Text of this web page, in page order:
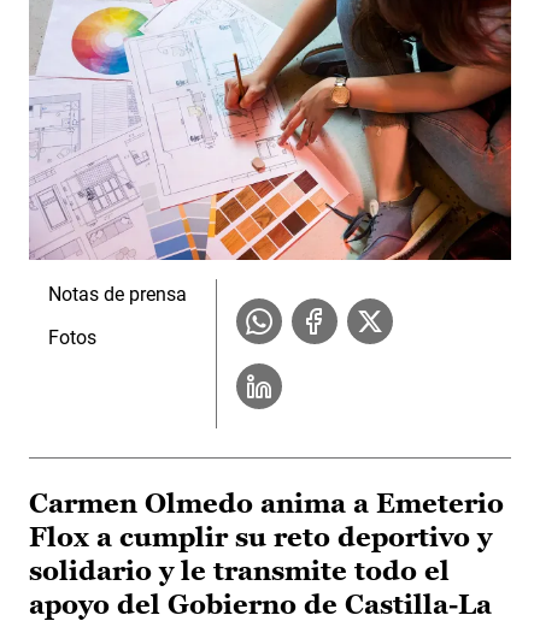
Notas de prensa
Fotos
Carmen Olmedo anima a Emeterio
Flox a cumplir su reto deportivo y
solidario y le transmite todo el
apoyo del Gobierno de Castilla-La